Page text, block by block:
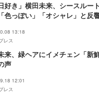
好き」横田未来、シースルー
色っぽい」「オシャレ」と反
13:18
レス
来、緑ヘアにイメチェン「新
声
12:01
レス